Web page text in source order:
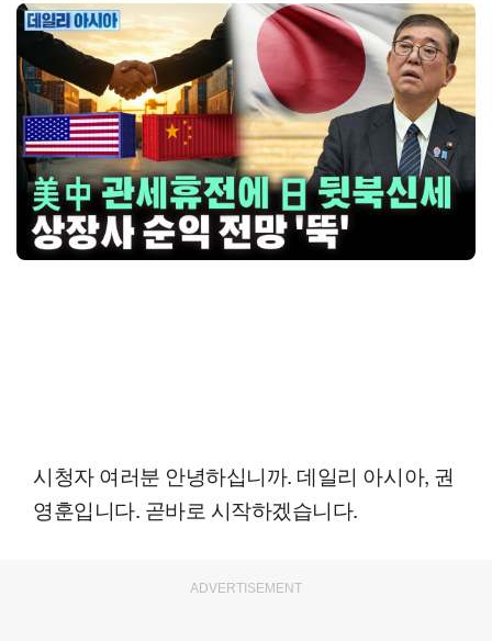
시청자 여러분 안녕하십니까. 데일리 아시아, 권
영훈입니다. 곧바로 시작하겠습니다.
ADVERTISEMENT